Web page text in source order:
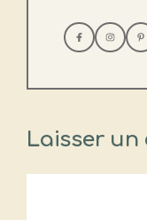
Laisser un